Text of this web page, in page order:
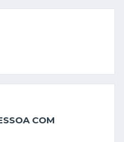
COM